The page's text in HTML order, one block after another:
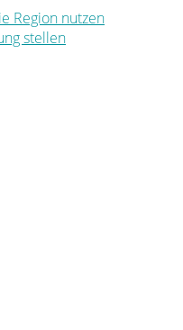
Region nutzen
stellen